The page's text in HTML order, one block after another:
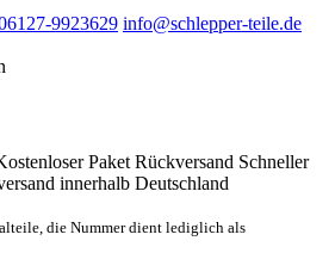
9923629 info@schlepper-teile.de
Paket Rückversand Schneller
innerhalb Deutschland
die Nummer dient lediglich als